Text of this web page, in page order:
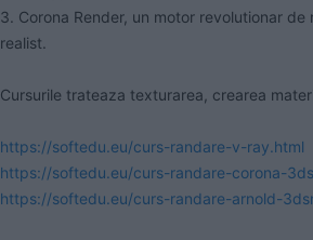
3. Corona Render, un motor revolutionar
realist.
Cursurile trateaza texturarea, crearea
https://softedu.eu/curs-randare-v-ray.html
https://softedu.eu/curs-randare-corona-
https://softedu.eu/curs-randare-arnold-